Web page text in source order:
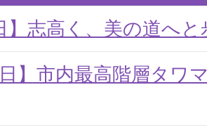
】志高く、美の道へ
日】市内最高階層タワ